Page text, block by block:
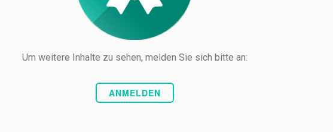
Um weitere Inhalte zu sehen, melden Sie sich bitte an:
ANMELDEN